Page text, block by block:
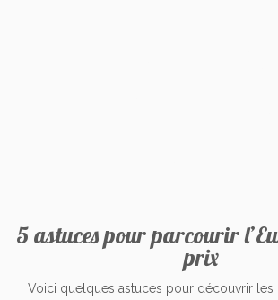
5 astuces pour parcourir
prix
Voici quelques astuces pour découvrir